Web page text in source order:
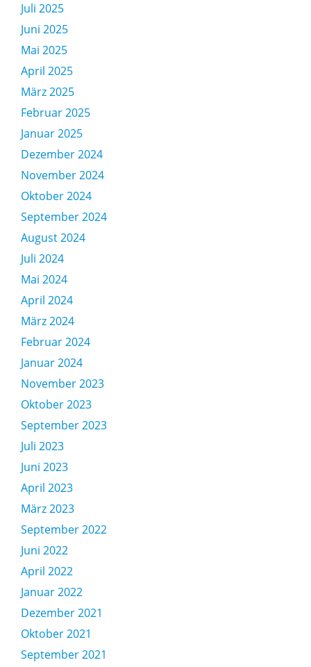
Juli 2025
Juni 2025
Mai 2025
April 2025
März 2025
Februar 2025
Januar 2025
Dezember 2024
November 2024
Oktober 2024
September 2024
August 2024
Juli 2024
Mai 2024
April 2024
März 2024
Februar 2024
Januar 2024
November 2023
Oktober 2023
September 2023
Juli 2023
Juni 2023
April 2023
März 2023
September 2022
Juni 2022
April 2022
Januar 2022
Dezember 2021
Oktober 2021
September 2021